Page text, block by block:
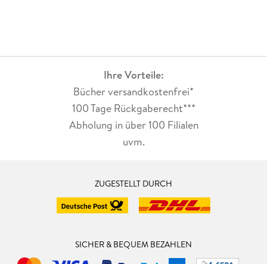
Ihre Vorteile:
Bücher versandkostenfrei*
100 Tage Rückgaberecht***
Abholung in über 100 Filialen
uvm.
ZUGESTELLT DURCH
SICHER & BEQUEM BEZAHLEN